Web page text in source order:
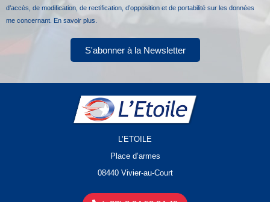
d’accès, de modification, de rectification, d’opposition et de portabilité sur les données
me concernant.
En savoir plus.
S'abonner à la Newsletter
L’ETOILE
Place d’armes
08440 Vivier-au-Court